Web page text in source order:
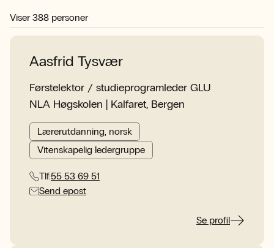
Viser 388 personer
Aasfrid Tysvær
Førstelektor / studieprogramleder GLU
NLA Høgskolen | Kalfaret, Bergen
Lærerutdanning, norsk
Vitenskapelig ledergruppe
Tlf:55 53 69 51
Send epost
Se profil